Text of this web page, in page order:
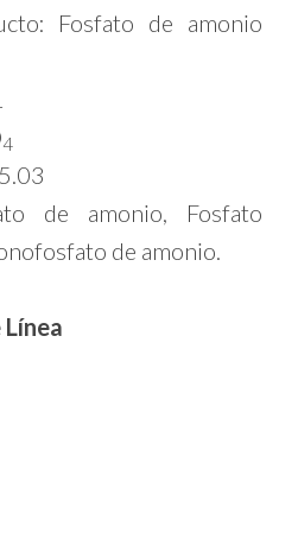
Fosfato de amonio
4
de amonio, Fosfato
de amonio.